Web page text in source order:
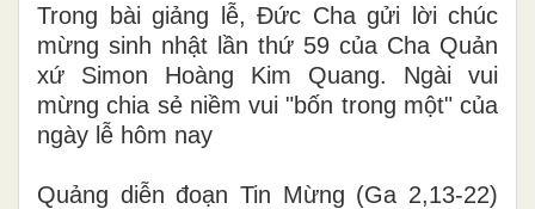
Trong bài giảng lễ, Đức Cha gửi lời chúc
mừng sinh nhật lần thứ 59 của Cha Quản
xứ Simon Hoàng Kim Quang. Ngài vui
mừng chia sẻ niềm vui "bốn trong một" của
ngày lễ hôm nay
Quảng diễn đoạn Tin Mừng (Ga 2,13-22)